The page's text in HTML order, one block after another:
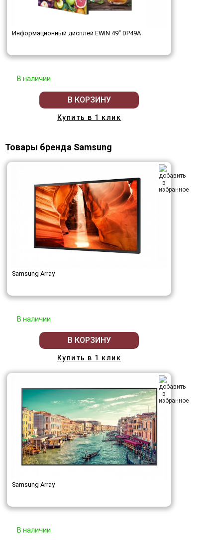
Информационный дисплей EWIN 49" DP49A
В наличии
В КОРЗИНУ
Купить в 1 клик
Товары бренда Samsung
Samsung Array
В наличии
В КОРЗИНУ
Купить в 1 клик
Samsung Array
В наличии